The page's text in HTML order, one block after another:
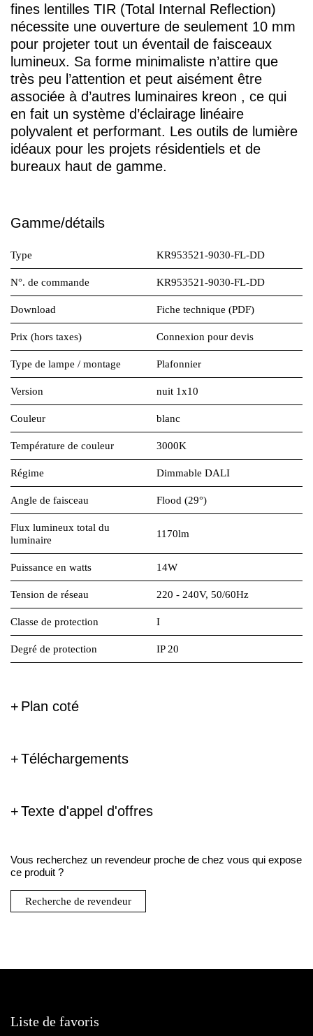
fines lentilles TIR (Total Internal Reflection)
nécessite une ouverture de seulement 10 mm
pour projeter tout un éventail de faisceaux
lumineux. Sa forme minimaliste n’attire que
très peu l’attention et peut aisément être
associée à d’autres luminaires kreon , ce qui
en fait un système d’éclairage linéaire
polyvalent et performant. Les outils de lumière
idéaux pour les projets résidentiels et de
bureaux haut de gamme.
Gamme/détails
Type KR953521-9030-FL-DD
N°. de commande KR953521-9030-FL-DD
Download Fiche technique (PDF)
Prix (hors taxes) Connexion pour devis
Type de lampe / montage Plafonnier
Version nuit 1x10
Couleur blanc
Température de couleur 3000K
Régime Dimmable DALI
Angle de faisceau Flood (29°)
Flux lumineux total du
luminaire
1170lm
Puissance en watts 14W
Tension de réseau 220 - 240V, 50/60Hz
Classe de protection I
Degré de protection IP 20
Plan coté
Téléchargements
Texte d'appel d'offres
Vous recherchez un revendeur proche de chez vous qui expose
ce produit ?
Recherche de revendeur
Liste de favoris